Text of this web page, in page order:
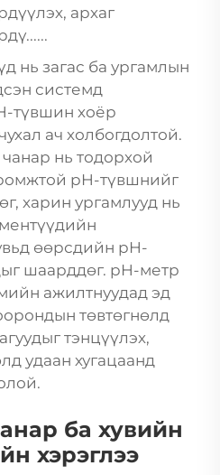
архаг
нь загас ба ургамлын
системд
түвшин хоёр
ач холбогдолтой.
нь тодорхой
pH-түвшнийг
харин ургамлууд нь
өөрсдийн pH-
шаарддөг. pH-метр
ажилтнуудад эд
төвтөгнөлд
тэнцүүлэх,
удаан хугацаанд
ба хувийн
хэрэглээ